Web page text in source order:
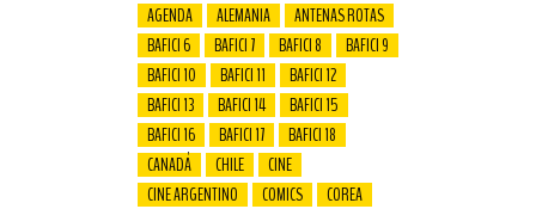
AGENDA
ALEMANIA
ANTENAS ROTAS
BAFICI 6
BAFICI 7 BAFICI 8
BAFICI 9
BAFICI 10
BAFICI 11
BAFICI 12
BAFICI 13
BAFICI 14
BAFICI 15
BAFICI 16
BAFICI 17
BAFICI 18
CANADÁ
CHILE
CINE
CINE ARGENTINO
COMICS
COREA